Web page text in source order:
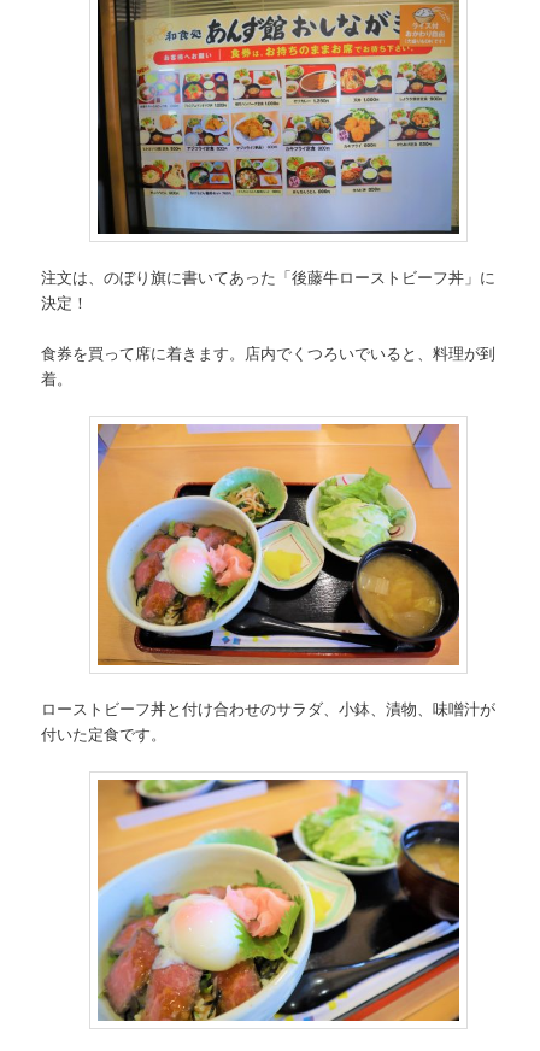
注文は、のぼり旗に書いてあった「後藤牛ローストビーフ丼」に
決定！
食券を買って席に着きます。店内でくつろいでいると、料理が到
着。
ローストビーフ丼と付け合わせのサラダ、小鉢、漬物、味噌汁が
付いた定食です。